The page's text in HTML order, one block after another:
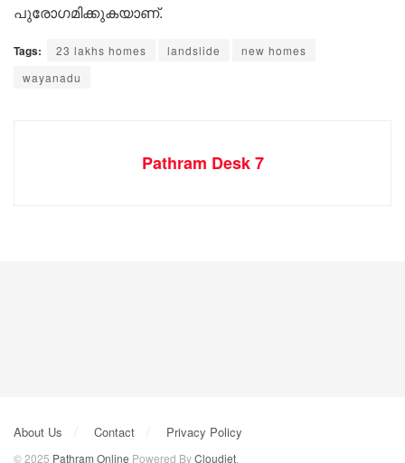
പുരോഗമിക്കുകയാണ്.
Tags: 23 lakhs homes landslide
new homes
wayanadu
Pathram Desk 7
About Us Contact Privacy Policy
© 2025 Pathram Online Powered ByCloudjet